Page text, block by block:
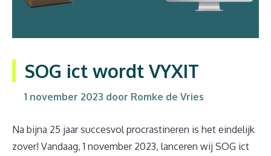
SOG ict wordt VYXIT
1 november 2023 door Romke de Vries
Na bijna 25 jaar succesvol procrastineren is het eindelijk
zover! Vandaag, 1 november 2023, lanceren wij SOG ict